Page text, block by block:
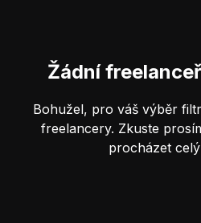
Žádní
Bohužel, pro váš výběr
freelancery. Zkuste
procházet